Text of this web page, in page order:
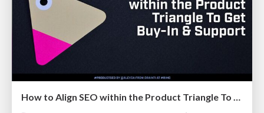
How to Align SEO within the Product Triangle To Get Buy-In & Support - #RIMC